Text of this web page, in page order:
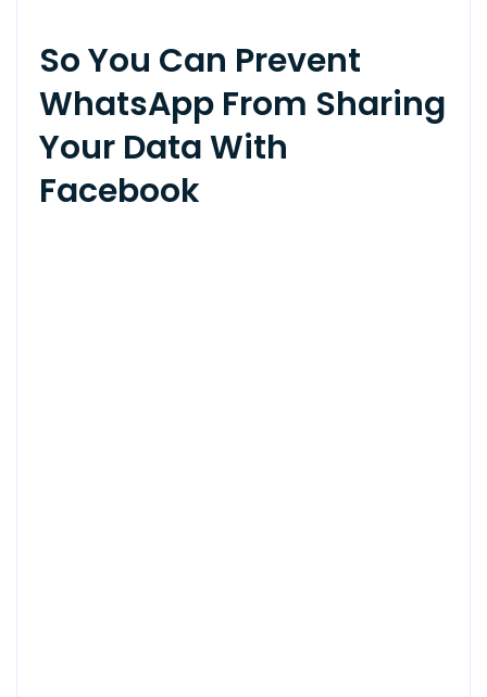
So You Can Prevent
WhatsApp From Sharing
Your Data With
Facebook